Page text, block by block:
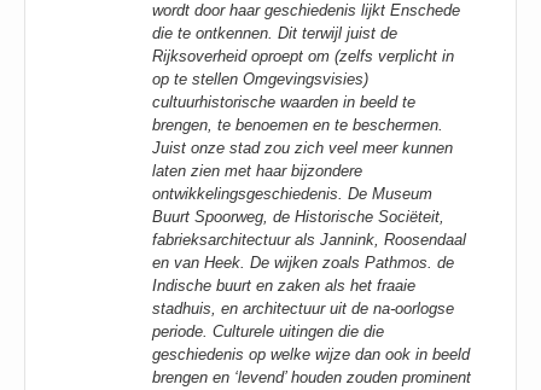
wordt door haar geschiedenis lijkt Enschede
die te ontkennen. Dit terwijl juist de
Rijksoverheid oproept om (zelfs verplicht in
op te stellen Omgevingsvisies)
cultuurhistorische waarden in beeld te
brengen, te benoemen en te beschermen.
Juist onze stad zou zich veel meer kunnen
laten zien met haar bijzondere
ontwikkelingsgeschiedenis. De Museum
Buurt Spoorweg, de Historische Sociëteit,
fabrieksarchitectuur als Jannink, Roosendaal
en van Heek. De wijken zoals Pathmos. de
Indische buurt en zaken als het fraaie
stadhuis, en architectuur uit de na-oorlogse
periode. Culturele uitingen die die
geschiedenis op welke wijze dan ook in beeld
brengen en ‘levend’ houden zouden prominent